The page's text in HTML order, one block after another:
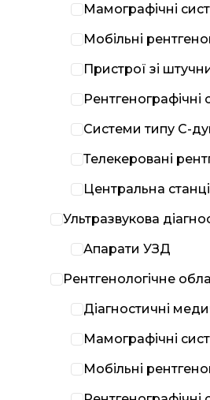
Мамографічні
Мобільні
Пристрої зі
Рентгенографічні
Системи типу С-
Телекеровані
Центральна
Ультразвукова
Апарати УЗД
Рентгенологічне
Діагностичні
Мамографічні
Мобільні